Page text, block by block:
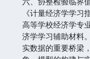
《计量经济学学习
高等学校经济学专
济学学习辅助材料
实数据的重要桥梁